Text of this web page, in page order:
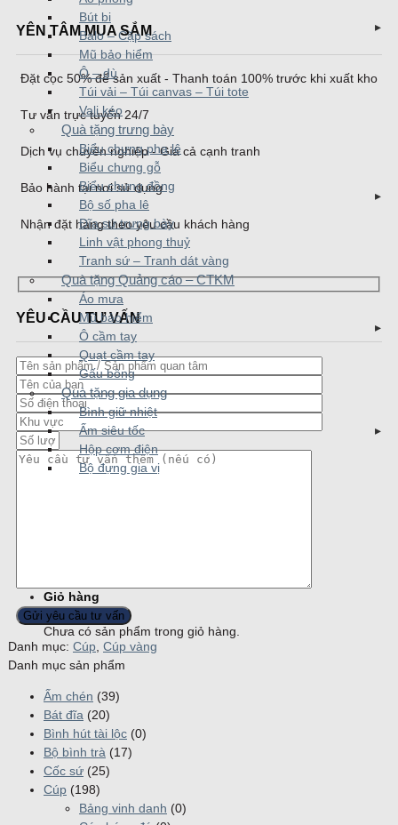
Bút bi
Balo – Cặp sách
Mũ bảo hiểm
Ô – dù
Túi vải – Túi canvas – Túi tote
Vali kéo
Quà tặng trưng bày
Biểu chưng pha lê
Biểu chưng gỗ
Biểu chưng đồng
Bộ số pha lê
Đĩa sứ trưng bày
Linh vật phong thuỷ
Tranh sứ – Tranh dát vàng
Quà tặng Quảng cáo – CTKM
Áo mưa
Mũ bảo hiểm
Ô cầm tay
Quạt cầm tay
Gấu bông
Quà tặng gia dụng
Bình giữ nhiệt
Ấm siêu tốc
Hộp cơm điện
Bộ đựng gia vị
Giỏ hàng
Chưa có sản phẩm trong giỏ hàng.
YÊN TÂM MUA SẮM
Đặt cọc 50% để sản xuất - Thanh toán 100% trước khi xuất kho
Tư vấn trực tuyến 24/7
Dịch vụ chuyên nghiệp - Giá cả cạnh tranh
Bảo hành tại nơi sử dụng
Nhận đặt hàng theo yêu cầu khách hàng
YÊU CẦU TƯ VẤN
Danh mục: Cúp, Cúp vàng
Danh mục sản phẩm
Ấm chén (39)
Bát đĩa (20)
Bình hút tài lộc (0)
Bộ bình trà (17)
Cốc sứ (25)
Cúp (198)
Bảng vinh danh (0)